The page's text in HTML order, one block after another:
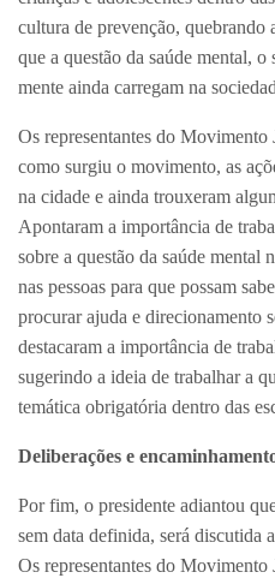
cultura de prevenção, quebrando
que a questão da saúde mental,
mente ainda carregam na
Os representantes do
como surgiu o movimento, as
na cidade e ainda trouxeram
Apontaram a importância de
sobre a questão da saúde mental
nas pessoas para que possam
procurar ajuda e direcionamento
destacaram a importância de
sugerindo a ideia de trabalhar a
temática obrigatória dentro das
Deliberações e
Por fim, o presidente adiantou
sem data definida, será discutida
Os representantes do